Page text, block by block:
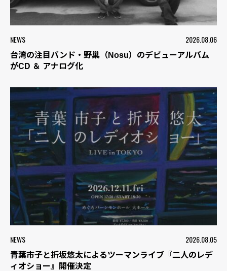
NEWS 2026.08.06
台湾の注目バンド・野巢（Nosu）のデビューアルバム
がCD ＆ アナログ化
NEWS 2026.08.05
青葉市子と折坂悠太によるツーマンライブ『二人のレデ
ィオショー』開催決定